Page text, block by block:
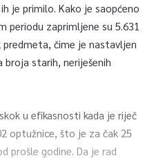
je primilo. Kako je saopćeno
zaprimljene su 5.631
predmeta, čime je nastavljen
starih, neriješenih
u efikasnosti kada je riječ
optužnice, što je za čak 25
prošle godine. Da je rad